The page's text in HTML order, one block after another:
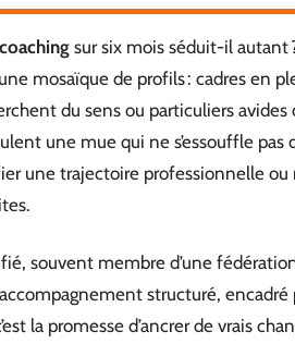
sur six mois séduit-il autant
mosaïque de profils : cadres en
du sens ou particuliers avides
une mue qui ne s’essouffle
une trajectoire professionnelle
souvent membre d’une
accompagnement structuré,
la promesse d’ancrer de vrais